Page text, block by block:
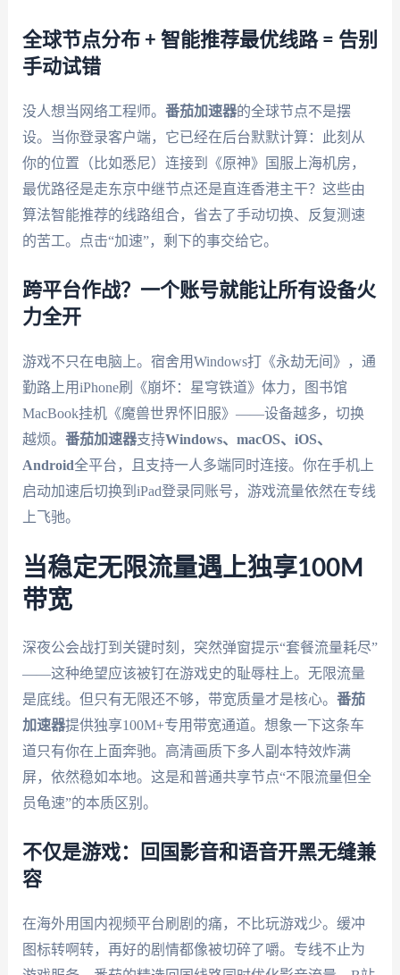
全球节点分布 + 智能推荐最优线路 = 告别
手动试错
没人想当网络工程师。 番茄加速器的全球节点不是摆
设。当你登录客户端，它已经在后台默默计算：此刻从
你的位置（比如悉尼）连接到《原神》国服上海机房，
最优路径是走东京中继节点还是直连香港主干？这些由
算法智能推荐的线路组合，省去了手动切换、反复测速
的苦工。点击“加速”，剩下的事交给它。
跨平台作战？一个账号就能让所有设备火
力全开
游戏不只在电脑上。宿舍用Windows打《永劫无间》，通
勤路上用iPhone刷《崩坏：星穹铁道》体力，图书馆
MacBook挂机《魔兽世界怀旧服》——设备越多，切换
越烦。 番茄加速器支持Windows、macOS、iOS、
Android全平台，且支持一人多端同时连接。你在手机上
启动加速后切换到iPad登录同账号，游戏流量依然在专线
上飞驰。
当稳定无限流量遇上独享100M
带宽
深夜公会战打到关键时刻，突然弹窗提示“套餐流量耗尽”
——这种绝望应该被钉在游戏史的耻辱柱上。无限流量
是底线。但只有无限还不够，带宽质量才是核心。 番茄
加速器提供独享100M+专用带宽通道。想象一下这条车
道只有你在上面奔驰。高清画质下多人副本特效炸满
屏，依然稳如本地。这是和普通共享节点“不限流量但全
员龟速”的本质区别。
不仅是游戏：回国影音和语音开黑无缝兼
容
在海外用国内视频平台刷剧的痛，不比玩游戏少。缓冲
图标转啊转，再好的剧情都像被切碎了嚼。专线不止为